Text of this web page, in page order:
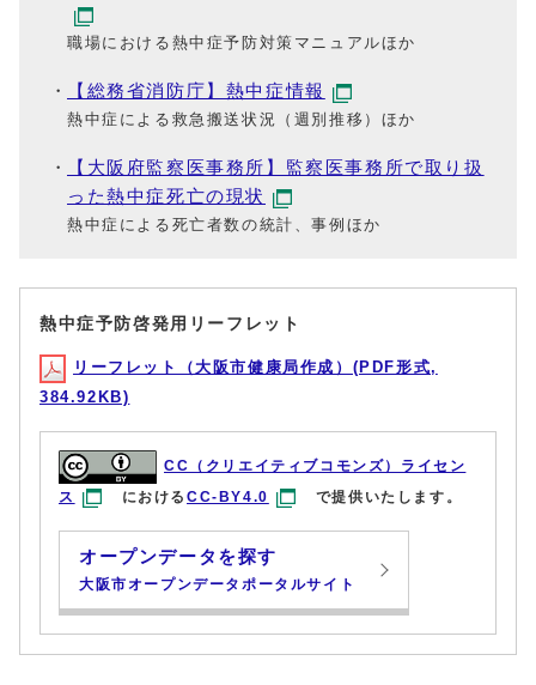
職場における熱中症予防対策マニュアルほか
【総務省消防庁】熱中症情報
熱中症による救急搬送状況（週別推移）ほか
【大阪府監察医事務所】監察医事務所で取り扱
った熱中症死亡の現状
熱中症による死亡者数の統計、事例ほか
熱中症予防啓発用リーフレット
リーフレット（大阪市健康局作成）(PDF形式,
384.92KB)
CC（クリエイティブコモンズ）ライセン
ス
におけるCC-BY4.0 で提供いたします。
オープンデータを探す
大阪市オープンデータポータルサイト